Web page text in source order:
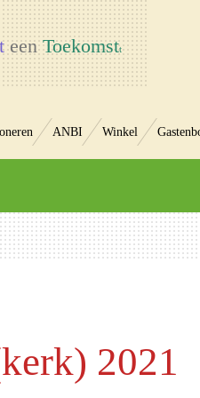
eenToekomstt
ANBI Winkel
2021